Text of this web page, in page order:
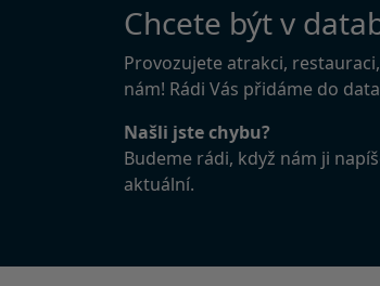
Chcete být v
Provozujete atrakci,
nám! Rádi Vás přidáme do
Našli jste chybu?
Budeme rádi, když nám ji
aktuální.